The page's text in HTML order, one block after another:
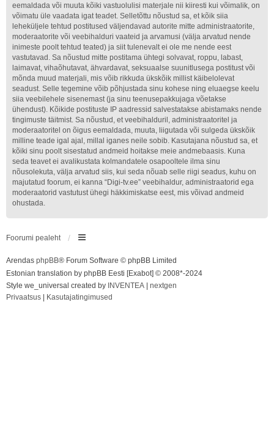
eemaldada või muuta kõiki vastuolulisi materjale nii kiiresti kui võimalik, on
võimatu üle vaadata igat teadet. Selletõttu nõustud sa, et kõik siia
leheküljele tehtud postitused väljendavad autorite mitte administraatorite,
moderaatorite või veebihalduri vaateid ja arvamusi (välja arvatud nende
inimeste poolt tehtud teated) ja siit tulenevalt ei ole me nende eest
vastutavad. Sa nõustud mitte postitama ühtegi solvavat, roppu, labast,
laimavat, vihaõhutavat, ähvardavat, seksuaalse suunitlusega postitust või
mõnda muud materjali, mis võib rikkuda ükskõik millist käibelolevat
seadust. Selle tegemine võib põhjustada sinu kohese ning eluaegse keelu
siia veebilehele sisenemast (ja sinu teenusepakkujaga võetakse
ühendust). Kõikide postituste IP aadressid salvestatakse abistamaks nende
tingimuste täitmist. Sa nõustud, et veebihalduril, administraatoritel ja
moderaatoritel on õigus eemaldada, muuta, liigutada või sulgeda ükskõik
milline teade igal ajal, millal iganes neile sobib. Kasutajana nõustud sa, et
kõiki sinu poolt sisestatud andmeid hoitakse meie andmebaasis. Kuna
seda teavet ei avalikustata kolmandatele osapooltele ilma sinu
nõusolekuta, välja arvatud siis, kui seda nõuab selle riigi seadus, kuhu on
majutatud foorum, ei kanna “Digi-tv.ee” veebihaldur, administraatorid ega
moderaatorid vastutust ühegi häkkimiskatse eest, mis võivad andmeid
ohustada.
Foorumi pealeht
Arendas phpBB® Forum Software © phpBB Limited
Estonian translation by phpBB Eesti [Exabot] © 2008*-2024
Style we_universal created by INVENTEA
nextgen
Privaatsus
Kasutajatingimused